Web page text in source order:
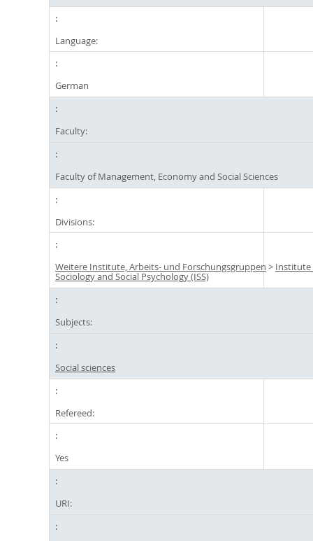
Language:
German
Faculty:
Faculty of Management, Economy and Social Sciences
Divisions:
Weitere Institute, Arbeits- und Forschungsgruppen > Institute
Sociology and Social Psychology (ISS)
Subjects:
Social sciences
Refereed:
Yes
URI: